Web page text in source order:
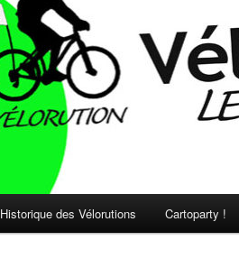
Historique des Vélorutions Cartoparty !